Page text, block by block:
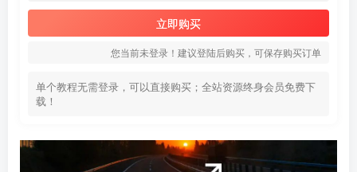
立即购买
您当前未登录！建议登陆后购买，可保存购买订单
单个教程无需登录，可以直接购买；全站资源终身会员免费下
载！